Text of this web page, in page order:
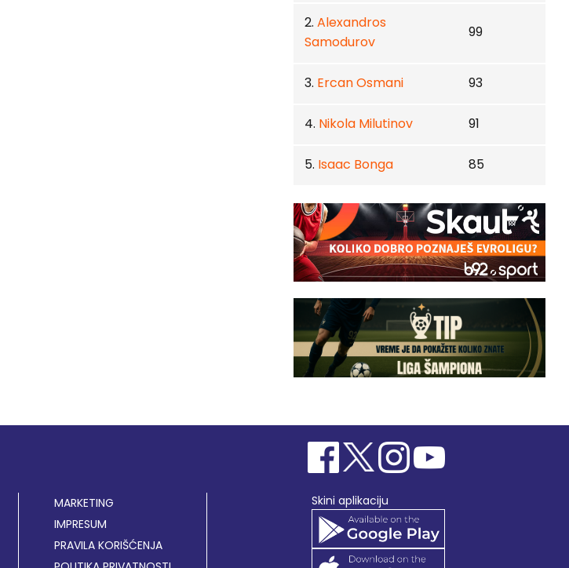
2. Alexandros
Samodurov
99
3. Ercan Osmani 93
4. Nikola Milutinov 91
5. Isaac Bonga 85
MARKETING
IMPRESUM
PRAVILA KORIŠĆENJA
Skini aplikaciju